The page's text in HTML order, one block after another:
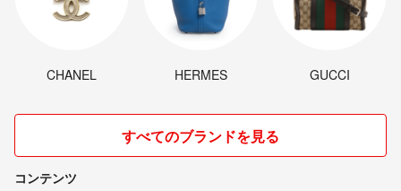
CHANEL HERMES GUCCI
すべてのブランドを見る
コンテンツ